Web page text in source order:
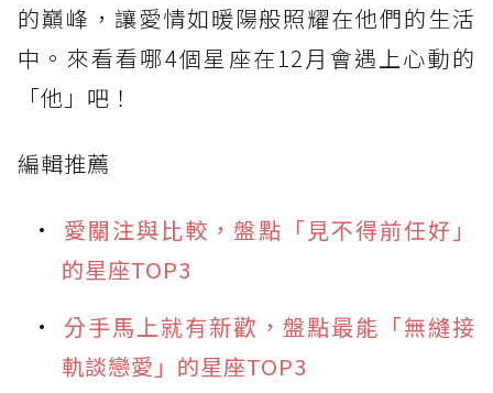
的巔峰，讓愛情如暖陽般照耀在他們的生活
中。來看看哪4個星座在12月會遇上心動的
「他」吧！
編輯推薦
愛關注與比較，盤點「見不得前任好」
的星座TOP3
分手馬上就有新歡，盤點最能「無縫接
軌談戀愛」的星座TOP3